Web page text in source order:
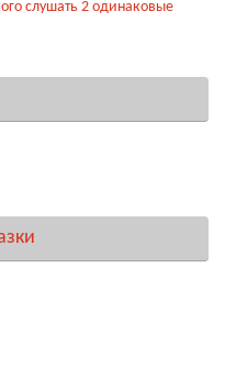
слушать 2 одинаковые